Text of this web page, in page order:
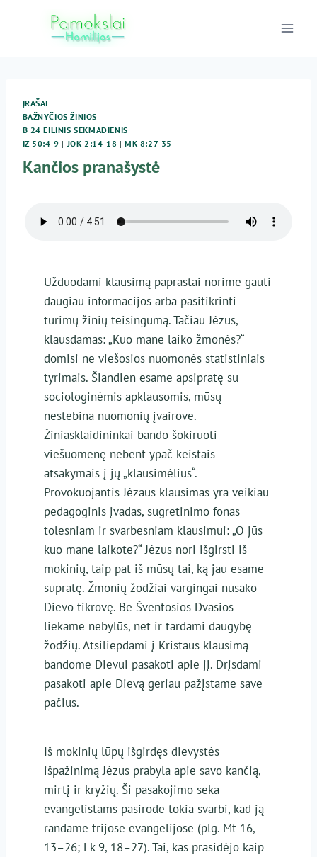
ĮRAŠAI
BAŽNYČIOS ŽINIOS
B 24 EILINIS SEKMADIENIS
IZ 50:4-9 |JOK 2:14-18 |MK 8:27-35
Kančios pranašystė
Užduodami klausimą paprastai norime gauti
daugiau informacijos arba pasitikrinti
turimų žinių teisingumą. Tačiau Jėzus,
klausdamas: „Kuo mane laiko žmonės?“
domisi ne viešosios nuomonės statistiniais
tyrimais. Šiandien esame apsipratę su
sociologinėmis apklausomis, mūsų
nestebina nuomonių įvairovė.
Žiniasklaidininkai bando šokiruoti
viešuomenę nebent ypač keistais
atsakymais į jų „klausimėlius“.
Provokuojantis Jėzaus klausimas yra veikiau
pedagoginis įvadas, sugretinimo fonas
tolesniam ir svarbesniam klausimui: „O jūs
kuo mane laikote?“ Jėzus nori išgirsti iš
mokinių, taip pat iš mūsų tai, ką jau esame
supratę. Žmonių žodžiai vargingai nusako
Dievo tikrovę. Be Šventosios Dvasios
liekame nebylūs, net ir tardami daugybę
žodžių. Atsiliepdami į Kristaus klausimą
bandome Dievui pasakoti apie jį. Drįsdami
pasakoti apie Dievą geriau pažįstame save
pačius.
Iš mokinių lūpų išgirdęs dievystės
išpažinimą Jėzus prabyla apie savo kančią,
mirtį ir kryžių. Ši pasakojimo seka
evangelistams pasirodė tokia svarbi, kad ją
randame trijose evangelijose (plg. Mt 16,
13–26; Lk 9, 18–27). Tai, kas prasidėjo kaip